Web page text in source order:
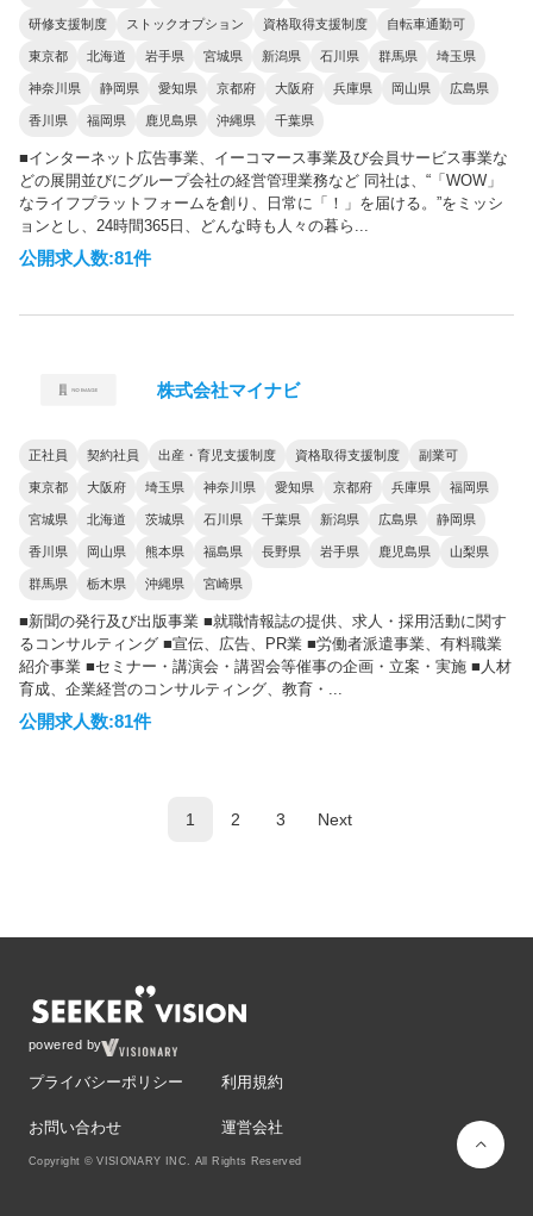
研修支援制度 ストックオプション 資格取得支援制度 自転車通勤可
東京都 北海道 岩手県 宮城県 新潟県 石川県 群馬県 埼玉県
神奈川県 静岡県 愛知県 京都府 大阪府 兵庫県 岡山県 広島県
香川県 福岡県 鹿児島県 沖縄県 千葉県
■インターネット広告事業、イーコマース事業及び会員サービス事業な
どの展開並びにグループ会社の経営管理業務など 同社は、“「WOW」
なライフプラットフォームを創り、日常に「！」を届ける。”をミッシ
ョンとし、24時間365日、どんな時も人々の暮ら...
公開求人数:81件
株式会社マイナビ
正社員 契約社員 出産・育児支援制度 資格取得支援制度 副業可
東京都 大阪府 埼玉県 神奈川県 愛知県 京都府 兵庫県 福岡県
宮城県 北海道 茨城県 石川県 千葉県 新潟県 広島県 静岡県
香川県 岡山県 熊本県 福島県 長野県 岩手県 鹿児島県 山梨県
群馬県 栃木県 沖縄県 宮崎県
■新聞の発行及び出版事業 ■就職情報誌の提供、求人・採用活動に関す
るコンサルティング ■宣伝、広告、PR業 ■労働者派遣事業、有料職業
紹介事業 ■セミナー・講演会・講習会等催事の企画・立案・実施 ■人材
育成、企業経営のコンサルティング、教育・...
公開求人数:81件
1 2 3 Next
powered by
プライバシーポリシー 利用規約
お問い合わせ 運営会社
Copyright © VISIONARY INC. All Rights Reserved